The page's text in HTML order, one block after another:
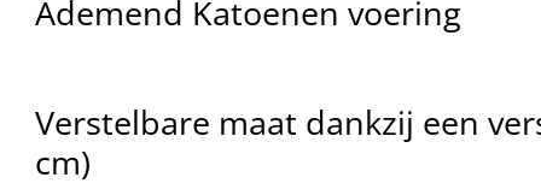
Ademend Katoenen voering
Verstelbare maat dankzij een
cm)